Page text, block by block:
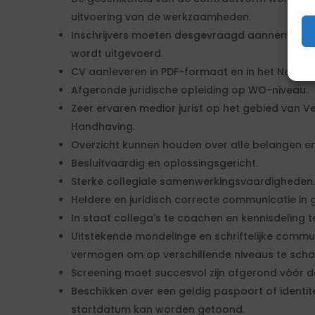
uitvoering van de werkzaamheden.
Inschrijvers moeten desgevraagd
wordt uitgevoerd.
CV aanleveren in PDF-formaat en in het
Afgeronde juridische opleiding op WO-niveau.
Zeer ervaren medior jurist op het gebied van
Handhaving.
Overzicht kunnen houden over alle belangen
Besluitvaardig en oplossingsgericht.
Sterke collegiale samenwerkingsvaardigheden.
Heldere en juridisch correcte communicatie in
In staat collega's te coachen en kennisdeling
Uitstekende mondelinge en schriftelijke
vermogen om op verschillende niveaus te
Screening moet succesvol zijn afgerond vóór
Beschikken over een geldig paspoort of
startdatum kan worden getoond.